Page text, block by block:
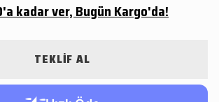
kadar ver, Bugün Kargo'da!
TEKLİF AL